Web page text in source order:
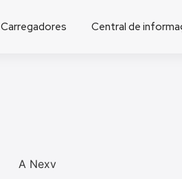
Carregadores Central de
A Nexv